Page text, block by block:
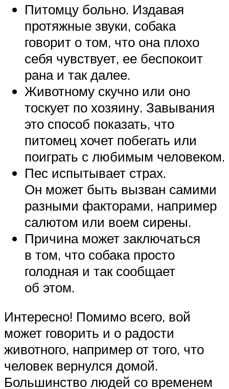
Питомцу больно. Издавая
протяжные звуки, собака
говорит о том, что она плохо
себя чувствует, ее беспокоит
рана и так далее.
Животному скучно или оно
тоскует по хозяину. Завывания
это способ показать, что
питомец хочет побегать или
поиграть с любимым человеком.
Пес испытывает страх.
Он может быть вызван самими
разными факторами, например
салютом или воем сирены.
Причина может заключаться
в том, что собака просто
голодная и так сообщает
об этом.
Интересно! Помимо всего, вой
может говорить и о радости
животного, например от того, что
человек вернулся домой.
Большинство людей со временем